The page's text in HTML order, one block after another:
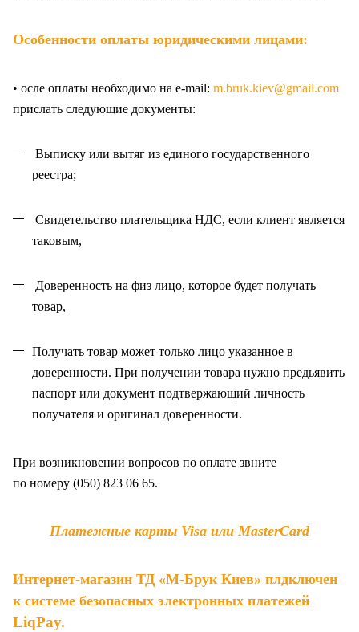
Особенности оплаты юридическими лицами:
• осле оплаты необходимо на e-mail: m.bruk.kiev@gmail.com
прислать следующие документы:
Выписку или вытяг из единого государственного
реестра;
Свидетельство плательщика НДС, если клиент является
таковым,
Доверенность на физ лицо, которое будет получать
товар,
Получать товар может только лицо указанное в
доверенности. При получении товара нужно предьявить
паспорт или документ подтвержающий личность
получателя и оригинал доверенности.
При возникновении вопросов по оплате звните
по номеру (050) 823 06 65.
Платежные карты Visa или MasterCard
Интернет-магазин ТД «М-Брук Киев» плдключен
к системе безопасных электронных платежей
LiqPay.